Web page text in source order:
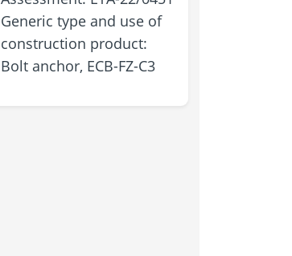
Generic type and use of
construction product:
Bolt anchor, ECB-FZ-C3